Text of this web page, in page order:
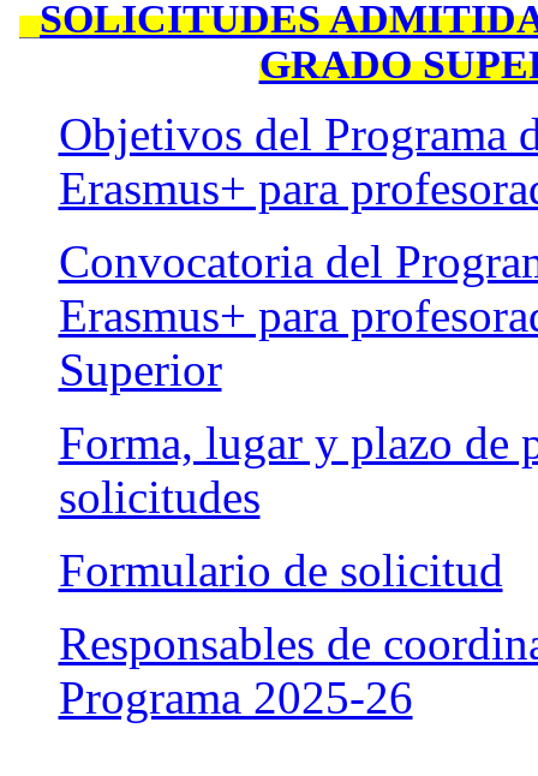
_SOLICITUDES
GRADO
Objetivos del Programa
Erasmus+ para
Convocatoria del
Erasmus+ para
Superior
Forma, lugar y plazo de
solicitudes
Formulario de solicitud
Responsables de
Programa 2025-26